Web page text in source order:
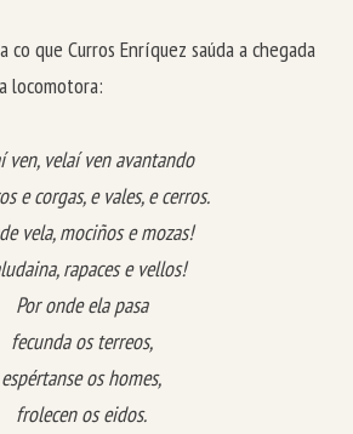
co que Curros Enríquez saúda a chegada
locomotora:
ven, velaí ven avantando
e corgas, e vales, e cerros.
vela, mociños e mozas!
rapaces e vellos!
Por onde ela pasa
fecunda os terreos,
espértanse os homes,
frolecen os eidos.